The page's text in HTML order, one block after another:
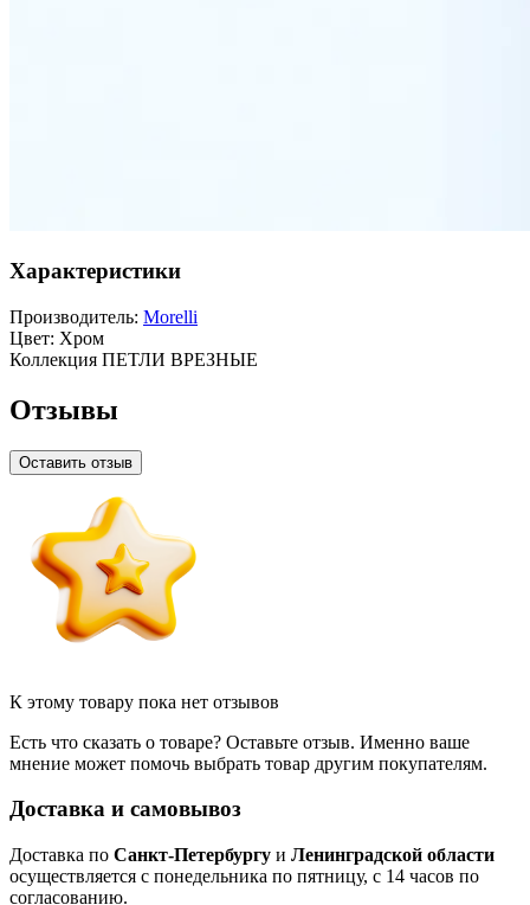
Характеристики
Производитель: Morelli
Цвет: Хром
Коллекция ПЕТЛИ ВРЕЗНЫЕ
Отзывы
Оставить отзыв
К этому товару пока нет отзывов
Есть что сказать о товаре? Оставьте отзыв. Именно ваше
мнение может помочь выбрать товар другим покупателям.
Доставка и самовывоз
Доставка по Санкт-Петербургу и Ленинградской области
осуществляется с понедельника по пятницу, с 14 часов по
согласованию.